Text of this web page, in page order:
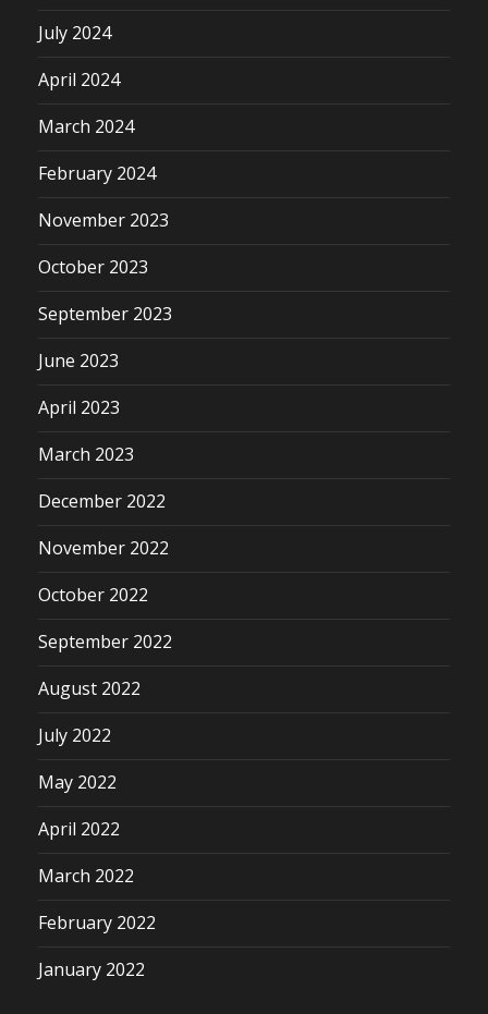
July 2024
April 2024
March 2024
February 2024
November 2023
October 2023
September 2023
June 2023
April 2023
March 2023
December 2022
November 2022
October 2022
September 2022
August 2022
July 2022
May 2022
April 2022
March 2022
February 2022
January 2022